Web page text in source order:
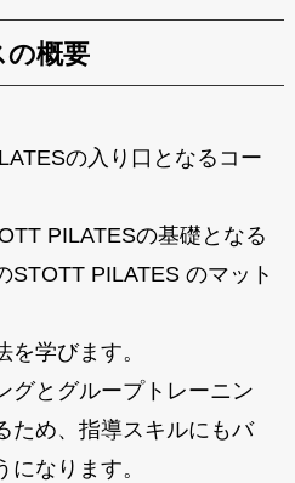
の概要
の入り口となるコー
PILATESの基礎となる
STOTT PILATES のマット
学びます。
グとグループトレーニン
ため、指導スキルにもバ
になります。